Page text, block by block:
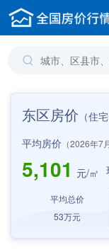
东区房价 （住宅
平均房价 （2026年7
5,101 元/㎡
平均总价
53万元